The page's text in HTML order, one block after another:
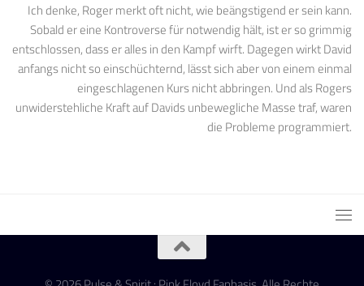
Ich denke, Roger merkt oft nicht, wie beängstigend er sein kann.
Sobald er eine Kontroverse für notwendig hält, ist er so grimmig
entschlossen, dass er alles in den Kampf wirft. Dagegen wirkt David
anfangs nicht so einschüchternd, lässt sich aber von einem einmal
eingeschlagenen Kurs nicht abbringen. Und als Rogers
unwiderstehliche Kraft auf Davids unbewegliche Masse traf, waren
die Probleme programmiert.